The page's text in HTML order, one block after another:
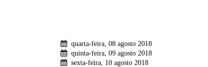
quarta-feira, 08 agosto 2018
quinta-feira, 09 agosto 2018
sexta-feira, 10 agosto 2018